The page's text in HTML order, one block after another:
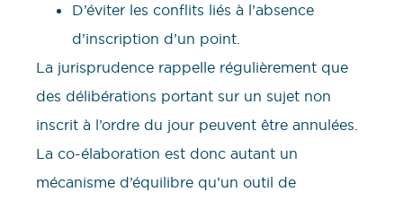
D’éviter les conflits liés à l’absence
d’inscription d’un point.
La jurisprudence rappelle régulièrement que
des délibérations portant sur un sujet non
inscrit à l’ordre du jour peuvent être annulées.
La co-élaboration est donc autant un
mécanisme d’équilibre qu’un outil de